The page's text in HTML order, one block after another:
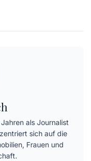
als Journalist
sich auf die
Frauen und